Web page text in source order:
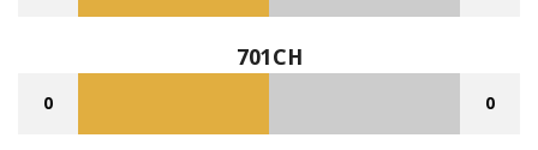
701CH
0 0